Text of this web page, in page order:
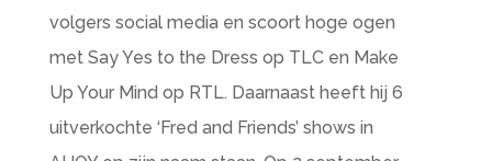
volgers social media en scoort hoge ogen
met Say Yes to the Dress op TLC en Make
Up Your Mind op RTL. Daarnaast heeft hij 6
uitverkochte ‘Fred and Friends’ shows in